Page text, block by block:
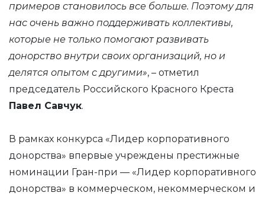
примеров становилось все больше. Поэтому для
нас очень важно поддерживать коллективы,
которые не только помогают развивать
донорство внутри своих организаций, но и
делятся опытом с другими», – отметил
председатель Российского Красного Креста
Павел Савчук.
В рамках конкурса «Лидер корпоративного
донорства» впервые учреждены престижные
номинации Гран-при — «Лидер корпоративного
донорства» в коммерческом, некоммерческом и